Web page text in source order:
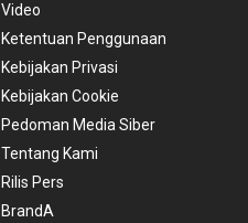
Video
Ketentuan Penggunaan
Kebijakan Privasi
Kebijakan Cookie
Pedoman Media Siber
Tentang Kami
Rilis Pers
BrandA